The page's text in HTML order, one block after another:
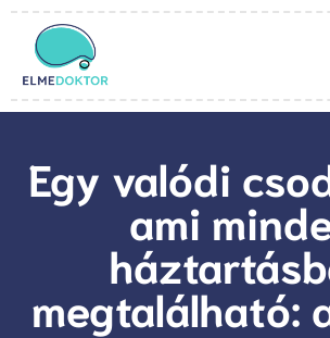
Egy valódi
ami
megtalálható: